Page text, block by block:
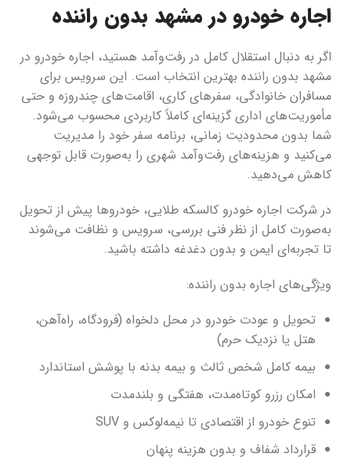
اجاره خودرو در مشهد بدون راننده
اگر به دنبال استقلال کامل در رفت‌وآمد هستید، اجاره خودرو در
مشهد بدون راننده بهترین انتخاب است. این سرویس برای
مسافران خانوادگی، سفرهای کاری، اقامت‌های چندروزه و حتی
مأموریت‌های اداری گزینه‌ای کاملاً کاربردی محسوب می‌شود.
شما بدون محدودیت زمانی، برنامه سفر خود را مدیریت
می‌کنید و هزینه‌های رفت‌وآمد شهری را به‌صورت قابل توجهی
کاهش می‌دهید.
در شرکت اجاره خودرو کالسکه طلایی، خودروها پیش از تحویل
به‌صورت کامل از نظر فنی بررسی، سرویس و نظافت می‌شوند
تا تجربه‌ای ایمن و بدون دغدغه داشته باشید.
ویژگی‌های اجاره بدون راننده:
تحویل و عودت خودرو در محل دلخواه (فرودگاه، راه‌آهن،
هتل یا نزدیک حرم)
بیمه کامل شخص ثالث و بیمه بدنه با پوشش استاندارد
امکان رزرو کوتاه‌مدت، هفتگی و بلندمدت
تنوع خودرو از اقتصادی تا نیمه‌لوکس و SUV
قرارداد شفاف و بدون هزینه پنهان